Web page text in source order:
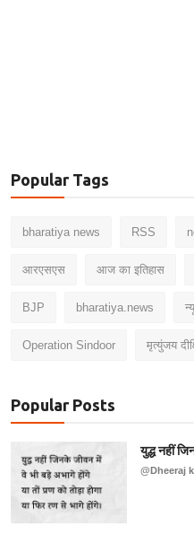
Popular Tags
bharatiya news RSS
आरएसएस आज का इतिहास
BJP bharatiya.news
Operation Sindoor मृत्युंजय
Popular Posts
युद्ध नहीं
@Dheeraj